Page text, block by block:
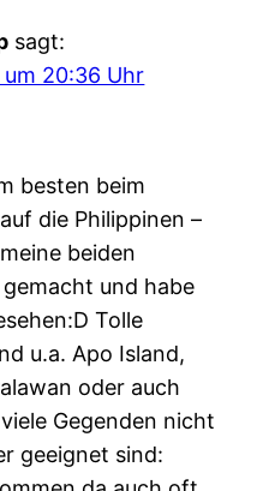
sagt:
um 20:36 Uhr
besten beim
die Philippinen –
beiden
und habe
Tolle
u.a. Apo Island,
oder auch
Gegenden nicht
geeignet sind: